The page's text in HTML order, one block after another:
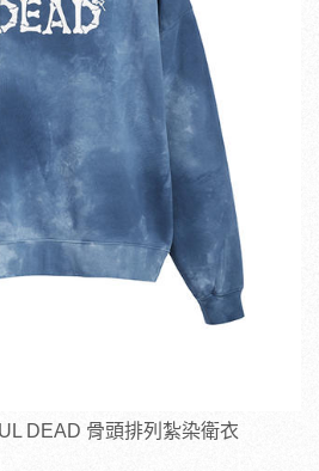
DEAD 骨頭排列紮染衛衣